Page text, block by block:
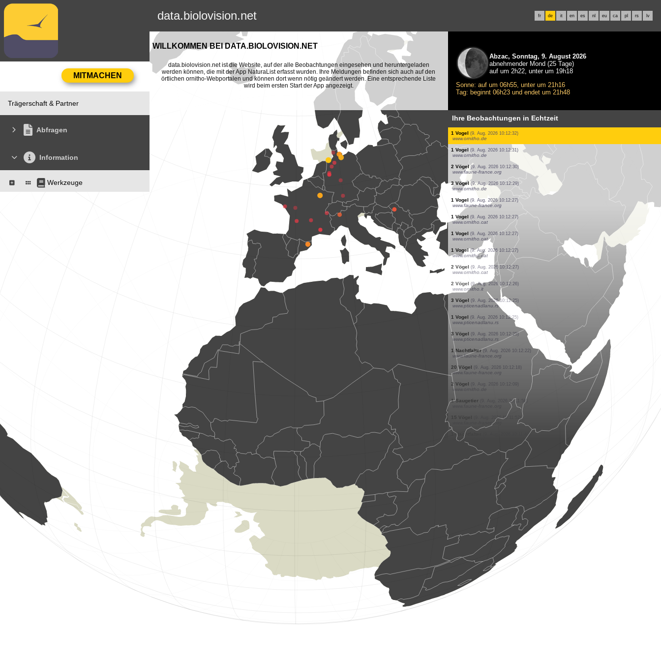
data.biolovision.net fr de it en es nl eu ca pl rs lv
Trägerschaft & Partner
Abfragen
Information
Werkzeuge
WILLKOMMEN BEI DATA.BIOLOVISION.NET
data.biolovision.net ist die Website, auf der alle Beobachtungen eingesehen und heruntergeladen
werden können, die mit der App NaturaList erfasst wurden. Ihre Meldungen befinden sich auch auf den
örtlichen ornitho-Webportalen und können dort wenn nötig geändert werden. Eine entsprechende Liste
wird beim ersten Start der App angezeigt.
Abzac, Sonntag, 9. August 2026
abnehmender Mond (25 Tage)
auf um 2h22, unter um 19h18
Sonne: auf um 06h55, unter um 21h16
Tag: beginnt 06h23 und endet um 21h48
Ihre Beobachtungen in Echtzeit
1 Vogel (9. Aug. 2026 10:12:36)
www.ornitho.ch
20 Vögel (9. Aug. 2026 10:12:36)
www.ornitho.ch
1 Vogel (9. Aug. 2026 10:12:36)
www.ornitho.ch
1 Vogel (9. Aug. 2026 10:12:35)
www.ornitho.de
2 Vögel (9. Aug. 2026 10:12:35)
www.ornitho.de
1 Vogel (9. Aug. 2026 10:12:34)
www.faune-france.org
2 Vögel (9. Aug. 2026 10:12:33)
www.ornitho.de
1 Vogel (9. Aug. 2026 10:12:33)
www.faune-france.org
1 Vogel (9. Aug. 2026 10:12:32)
www.ornitho.de
1 Vogel (9. Aug. 2026 10:12:31)
www.ornitho.de
2 Vögel (9. Aug. 2026 10:12:30)
www.faune-france.org
3 Vögel (9. Aug. 2026 10:12:29)
www.ornitho.de
1 Vogel (9. Aug. 2026 10:12:27)
www.faune-france.org
1 Vogel (9. Aug. 2026 10:12:27)
www.ornitho.cat
1 Vogel (9. Aug. 2026 10:12:27)
www.ornitho.cat
1 Vogel (9. Aug. 2026 10:12:27)
www.ornitho.cat
2 Vögel (9. Aug. 2026 10:12:27)
(9. Aug. 2026 10:12:26)
3 Vögel
www.pticenadlanu.rs
(9. Aug. 2026 10:12:25)
www.pticenadlanu.rs
3 Vögel (9. Aug. 2026 10:12:25)
(9. Aug. 2026 10:12:22)
www.faune-france.org
(9. Aug. 2026 10:12:18)
www.faune-france.org
(9. Aug. 2026 10:12:09)
1 Saugetier (9. Aug. 2026 10:11:58)
www.faune-france.org
(9. Aug. 2026 10:11:52)
www.faune-france.org
1 Nachtfalter (9. Aug. 2026 10:11:40)
www.ornitho.ch
4 Tagfalter (9. Aug. 2026 10:11:27)
www.faune-france.org